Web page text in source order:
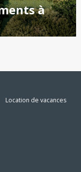
à
Location de vacances